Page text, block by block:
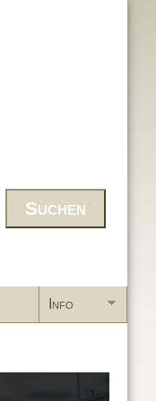
Info